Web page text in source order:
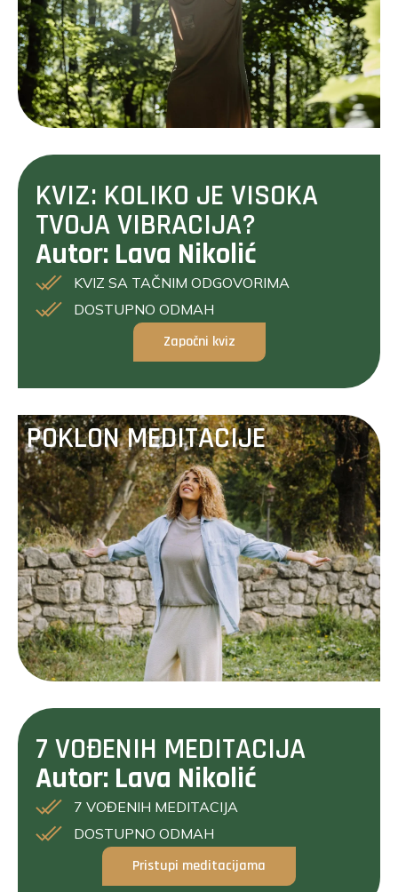
KVIZ: KOLIKO JE VISOKA
TVOJA VIBRACIJA?
Autor: Lava Nikolić
KVIZ SA TAČNIM ODGOVORIMA
DOSTUPNO ODMAH
Započni kviz
POKLON MEDITACIJE
7 VOĐENIH MEDITACIJA
Autor: Lava Nikolić
7 VOĐENIH MEDITACIJA
DOSTUPNO ODMAH
Pristupi meditacijama